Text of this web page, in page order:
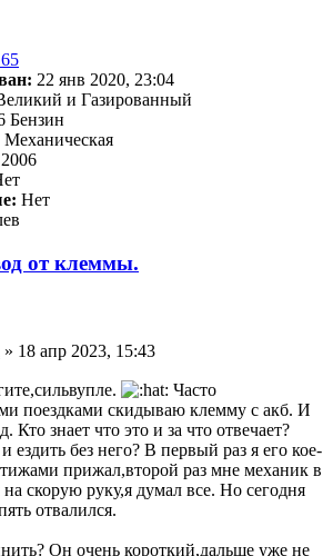
22 янв 2020, 23:04
и Газированный
Бензин
Механическая
2006
Нет
от клеммы.
» 18 апр 2023, 15:43
Часто
поездками скидываю клемму с акб. И
Кто знает что это и за что отвечает?
ездить без него? В первый раз я его кое-
прижал,второй раз мне механик в
на скорую руку,я думал все. Но сегодня
отвалился.
Он очень короткий,дальше уже не